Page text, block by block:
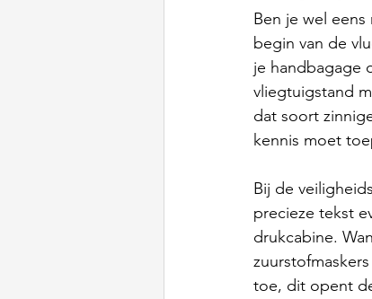
Ben je wel
begin van de
je handbagage
vliegtuigstand
dat soort
kennis moet
Bij de
precieze tekst
drukcabine.
toe, dit opent